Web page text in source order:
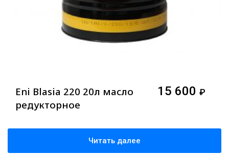
Eni Blasia 220 20л масло
редукторное
15 600 ₽
Читать далее